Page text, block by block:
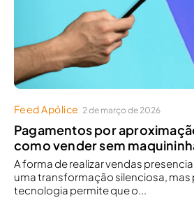
Feed Apólice 2 de março de 2026
Pagamentos por
como vender sem
A forma de realizar vendas
uma transformação silenciosa, mas
tecnologia permite que o...